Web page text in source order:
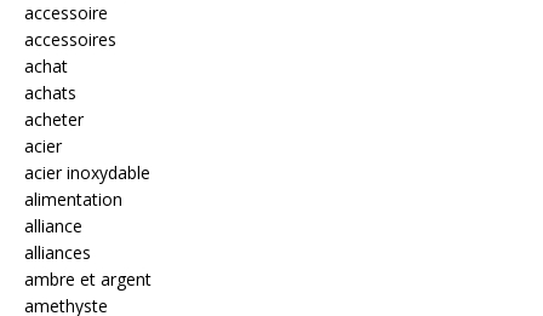
accessoire
accessoires
achat
achats
acheter
acier
acier inoxydable
alimentation
alliance
alliances
ambre et argent
amethyste